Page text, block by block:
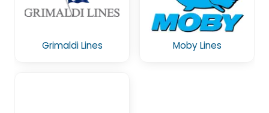
Grimaldi Lines Moby Lines